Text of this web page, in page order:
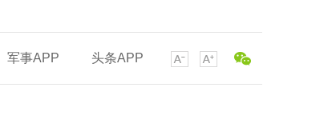
军事APP 头条APP